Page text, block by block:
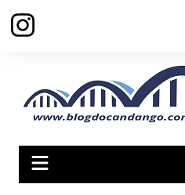
para